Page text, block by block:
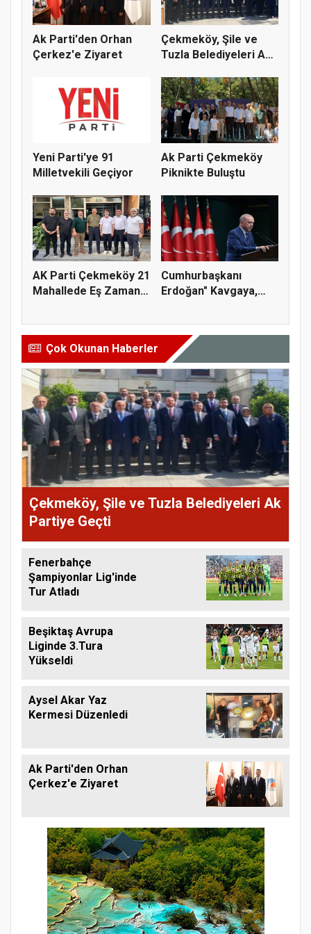
Ak Parti'den Orhan
Çerkez'e Ziyaret
Çekmeköy, Şile ve
Tuzla Belediyeleri Ak
Yeni Parti'ye 91
Milletvekili Geçiyor
Ak Parti Çekmeköy
Piknikte Buluştu
AK Parti Çekmeköy 21
Mahallede Eş Zamanlı
Cumhurbaşkanı
Erdoğan" Kavgaya,
Çok Okunan Haberler
Çekmeköy, Şile ve Tuzla Belediyeleri Ak
Partiye Geçti
Fenerbahçe
Şampiyonlar Lig'inde
Tur Atladı
Beşiktaş Avrupa
Liginde 3.Tura
Yükseldi
Aysel Akar Yaz
Kermesi Düzenledi
Ak Parti'den Orhan
Çerkez'e Ziyaret